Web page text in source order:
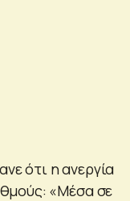
ότι η ανεργία
«Μέσα σε